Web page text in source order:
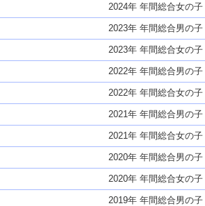
2024年 年間総合女の子
2023年 年間総合男の子
2023年 年間総合女の子
2022年 年間総合男の子
2022年 年間総合女の子
2021年 年間総合男の子
2021年 年間総合女の子
2020年 年間総合男の子
2020年 年間総合女の子
2019年 年間総合男の子